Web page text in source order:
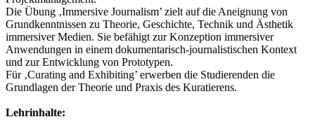
Die Übung ‚Immersive Journalism’ zielt auf die Aneignung von
Grundkenntnissen zu Theorie, Geschichte, Technik und Ästhetik
immersiver Medien. Sie befähigt zur Konzeption immersiver
Anwendungen in einem dokumentarisch-journalistischen Kontext
und zur Entwicklung von Prototypen.
Für ‚Curating and Exhibiting’ erwerben die Studierenden die
Grundlagen der Theorie und Praxis des Kuratierens.
Lehrinhalte: